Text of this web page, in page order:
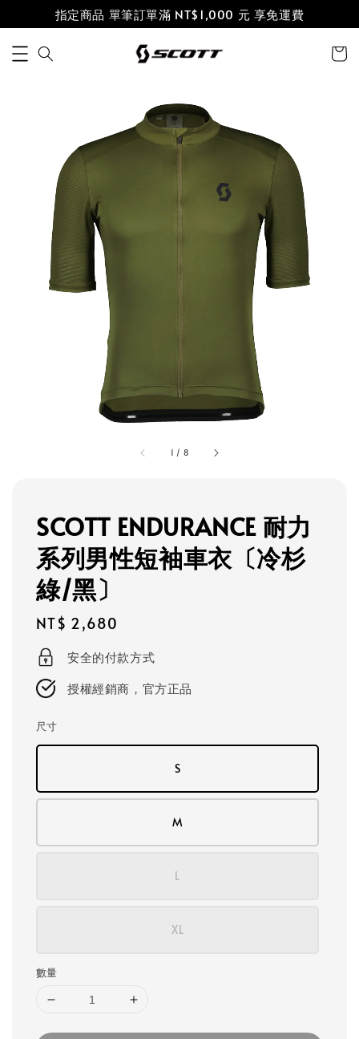
指定商品 單筆訂單滿 NT$1,000 元 享免運費
1 / 8
SCOTT ENDURANCE 耐力
系列男性短袖車衣〔冷杉
綠/黑〕
Regular
price
NT$ 2,680
安全的付款方式
授權經銷商，官方正品
尺寸
S
M
L
XL
數量